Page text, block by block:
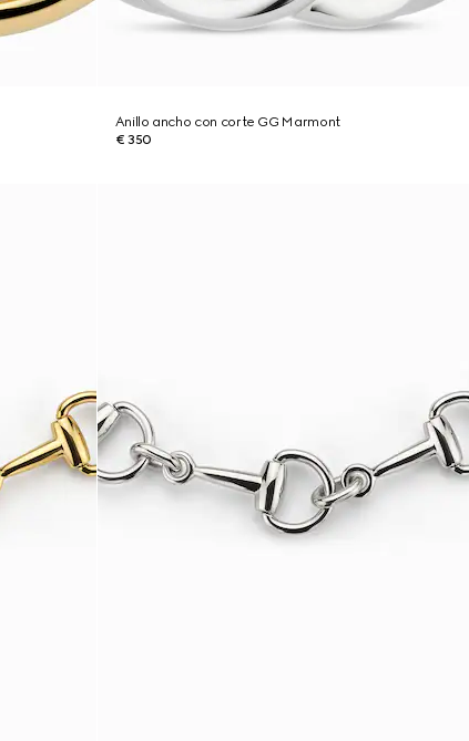
Anillo ancho con corte GG Marmont
€ 350